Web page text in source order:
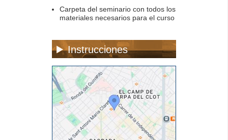
Carpeta del seminario con todos los
materiales necesarios para el curso
Instrucciones